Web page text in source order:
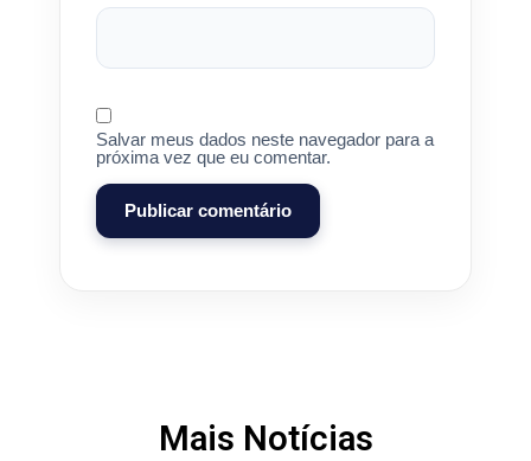
Salvar meus dados neste navegador para a
próxima vez que eu comentar.
Mais Notícias